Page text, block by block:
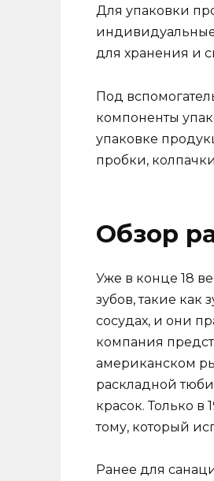
Для упаковки
индивидуальные
для хранения и
Под
компоненты
упаковке
пробки,
Обзор
Уже в конце 18
зубов, такие как
сосудах, и они
компания
американском
раскладной
красок. Только
тому, который
Ранее для